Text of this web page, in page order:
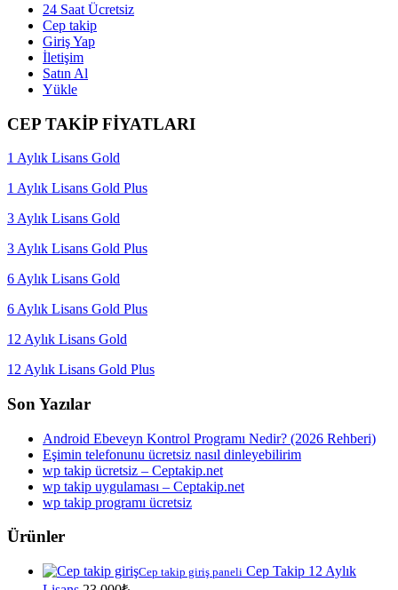
24 Saat Ücretsiz
Cep takip
Giriş Yap
İletişim
Satın Al
Yükle
CEP TAKİP FİYATLARI
1 Aylık Lisans Gold
1 Aylık Lisans Gold Plus
3 Aylık Lisans Gold
3 Aylık Lisans Gold Plus
6 Aylık Lisans Gold
6 Aylık Lisans Gold Plus
12 Aylık Lisans Gold
12 Aylık Lisans Gold Plus
Son Yazılar
Android Ebeveyn Kontrol Programı Nedir? (2026 Rehberi)
Eşimin telefonunu ücretsiz nasıl dinleyebilirim
wp takip ücretsiz – Ceptakip.net
wp takip uygulaması – Ceptakip.net
wp takip programı ücretsiz
Ürünler
Cep takip giriş paneli Cep Takip 12 Aylık